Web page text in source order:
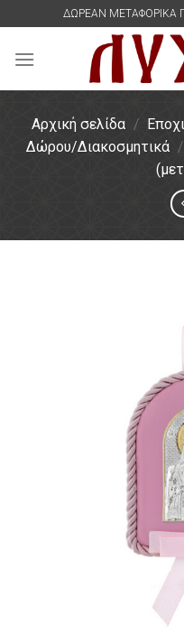
content
ΔΩΡΕΑΝ ΜΕΤΑΦΟΡΙΚΑ
Αρχική σελίδα /
Δώρου/Διακοσμητικά /